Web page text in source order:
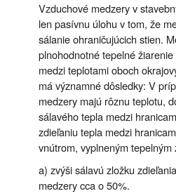
Vzduchové medzery v
len pasívnu úlohu v tom, že
sálanie ohraničujúcich stien.
plnohodnotné tepelné
medzi teplotami oboch
má významné dôsledky: V
medzery majú rôznu teplotu,
sálavého tepla medzi
zdieľaniu tepla medzi
vnútrom, vyplneným
a) zvýši sálavú zložku
medzery cca o 50%.